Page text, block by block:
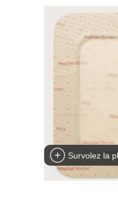
pharmacie
Dispositifs
médicaux
Cheveux
Corps
Homme
Solaire
Visage
NOTRE
ÉQUIPE
INFORMATIONS
UTILES
PHARMACIES
DE GARDE
VOTRE
APPLICATION
DE SANTÉ
Survolez la